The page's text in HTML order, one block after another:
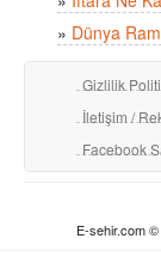
» Dünya
Gizlilik
İletişim /
Facebook
E-sehir.com